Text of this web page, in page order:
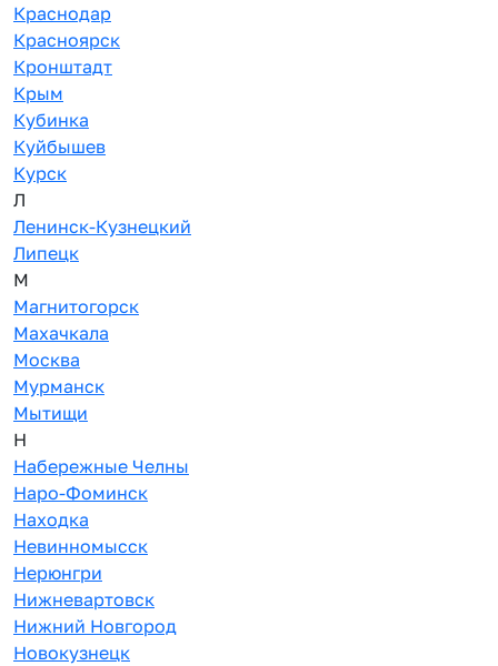
Краснодар
Красноярск
Кронштадт
Крым
Кубинка
Куйбышев
Курск
Л
Ленинск-Кузнецкий
Липецк
М
Магнитогорск
Махачкала
Москва
Мурманск
Мытищи
Н
Набережные Челны
Наро-Фоминск
Находка
Невинномысск
Нерюнгри
Нижневартовск
Нижний Новгород
Новокузнецк